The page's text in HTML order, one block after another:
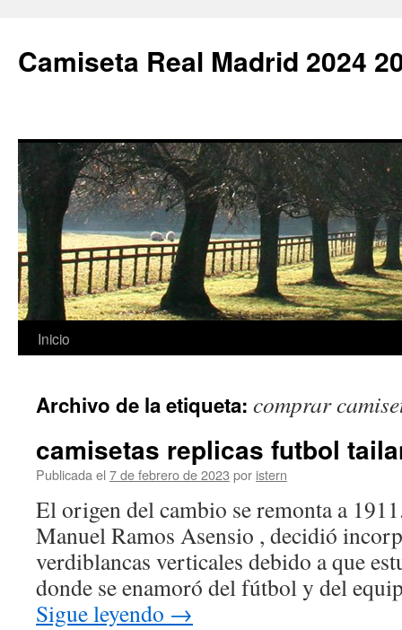
Camiseta Real Madrid 2024
Saltar
contenido
Inicio
Archivo de la etiqueta: comprar
camisetas replicas futbol
Publicada el 7 de febrero de 2023 por istern
El origen del cambio se remonta a
Manuel Ramos Asensio , decidió
verdiblancas verticales debido a que
donde se enamoró del fútbol y del
Sigue leyendo →